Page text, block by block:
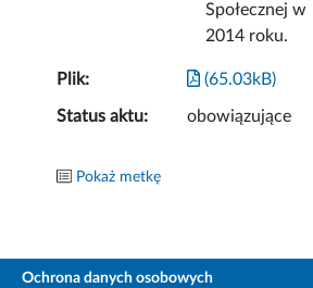
Społecznej w
2014 roku.
Plik: (65.03kB)
Status aktu: obowiązujące
Pokaż metkę
Ochrona danych osobowych